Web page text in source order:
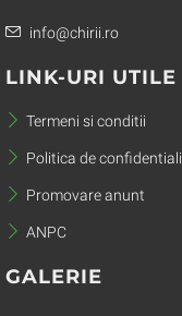
info@chirii.ro
LINK-URI UTILE
Termeni si conditii
Politica de
Promovare anunt
ANPC
GALERIE